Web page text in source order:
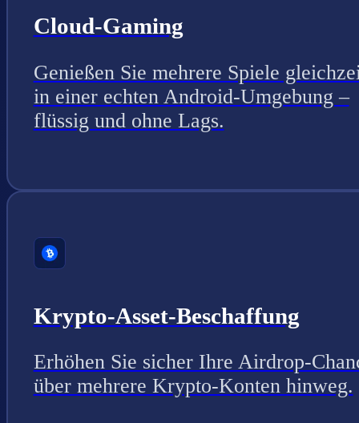
Cloud-Gaming
Genießen Sie mehrere Spiele
in einer echten Android-Umgebung –
flüssig und ohne Lags.
Krypto-Asset-Beschaffung
Erhöhen Sie sicher Ihre Airdrop-
über mehrere Krypto-Konten hinweg.